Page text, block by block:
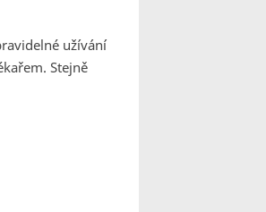
užívání
Stejně